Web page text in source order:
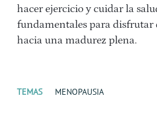
hacer ejercicio y cuidar la
fundamentales para disfrutar
hacia una madurez plena.
TEMAS MENOPAUSIA